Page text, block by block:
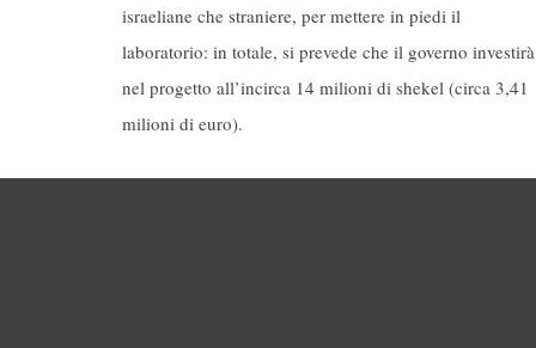
israeliane che straniere, per mettere in piedi il
laboratorio: in totale, si prevede che il governo investirà
nel progetto all’incirca 14 milioni di shekel (circa 3,41
milioni di euro).